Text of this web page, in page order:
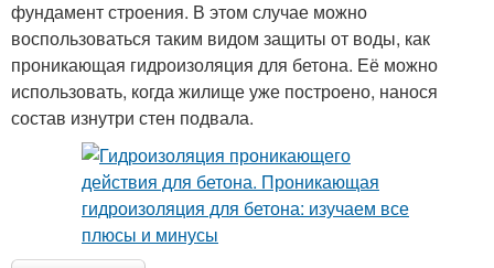
фундамент строения. В этом случае можно
воспользоваться таким видом защиты от воды, как
проникающая гидроизоляция для бетона. Её можно
использовать, когда жилище уже построено, нанося
состав изнутри стен подвала.